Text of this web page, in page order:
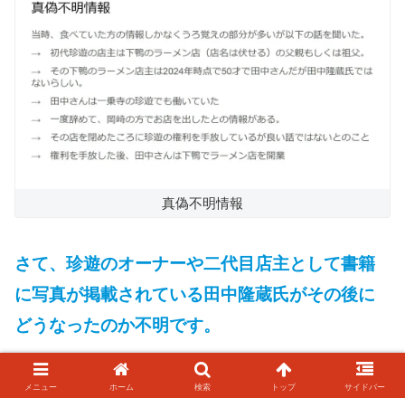
真偽不明情報
さて、珍遊のオーナーや二代目店主として書籍
に写真が掲載されている田中隆蔵氏がその後に
どうなったのか不明です。
ただ、京都の下鴨に珍遊の親族の方が経営して
メニュー ホーム 検索 トップ サイドバー